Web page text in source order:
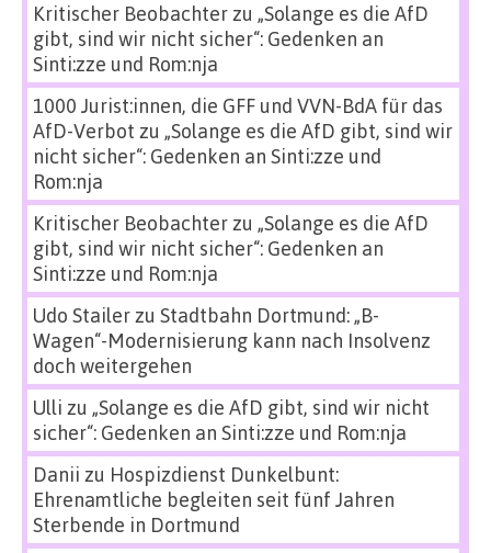
Kritischer Beobachterzu „Solange es die AfD
gibt, sind wir nicht sicher“: Gedenken an
Sinti:zze und Rom:nja
1000 Jurist:innen, die GFF und VVN-BdA für das
AfD-Verbot zu „Solange es die AfD gibt, sind wir
nicht sicher“: Gedenken an Sinti:zze und
Rom:nja
Kritischer Beobachterzu „Solange es die AfD
gibt, sind wir nicht sicher“: Gedenken an
Sinti:zze und Rom:nja
Udo Stailerzu Stadtbahn Dortmund: „B-
Wagen“-Modernisierung kann nach Insolvenz
doch weitergehen
Ulli zu „Solange es die AfD gibt, sind wir nicht
sicher“: Gedenken an Sinti:zze und Rom:nja
Danii zu Hospizdienst Dunkelbunt:
Ehrenamtliche begleiten seit fünf Jahren
Sterbende in Dortmund